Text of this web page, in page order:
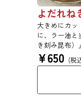
大きめにカッ
に、ラー油
き刻み昆布）
す。白ごはん
幅広く活用で
¥650 (税